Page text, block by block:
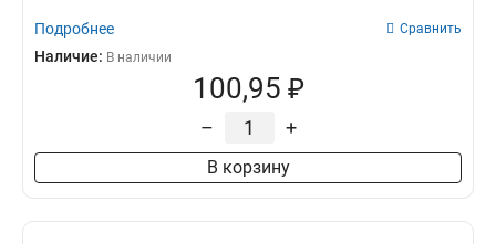
Подробнее Сравнить
Наличие: В наличии
100,95 ₽
– +
В корзину